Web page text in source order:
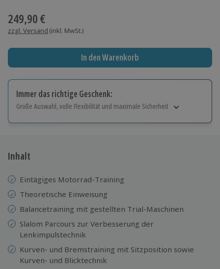
249,90 €
zzgl. Versand (inkl. MwSt.)
In den Warenkorb
Immer das richtige Geschenk:
Große Auswahl, volle Flexibilität und maximale Sicherheit
Jeder Gutschein für alle Erlebnisse einlösbar.
Inhalt
Eintägiges Motorrad-Training
Theoretische Einweisung
Balancetraining mit gestellten Trial-Maschinen
Slalom Parcours zur Verbesserung der
Lenkimpulstechnik
Kurven- und Bremstraining mit Sitzposition sowie
Kurven- und Blicktechnik